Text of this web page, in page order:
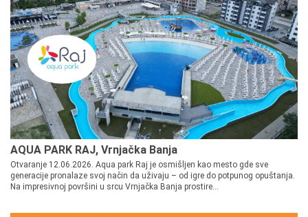
AQUA PARK RAJ, Vrnjačka Banja
Otvaranje 12.06.2026. Aqua park Raj je osmišljen kao mesto gde sve
generacije pronalaze svoj način da uživaju – od igre do potpunog opuštanja.
Na impresivnoj površini u srcu Vrnjačka Banja prostire...